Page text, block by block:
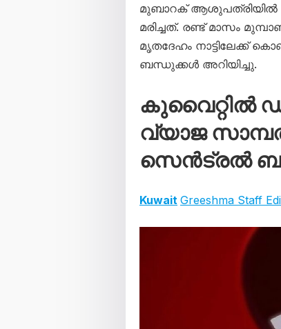
മുബാറക് ആശുപത്രിയിൽ
മരിച്ചത്. രണ്ട് മാസം
മൃതദേഹം നാട്ടിലേക്ക്
ബന്ധുക്കൾ അറിയിച്ചു.
കുവൈറ്റിൽ
വ്യാജ
സെൻട്രൽ
Kuwait Greeshma Staff